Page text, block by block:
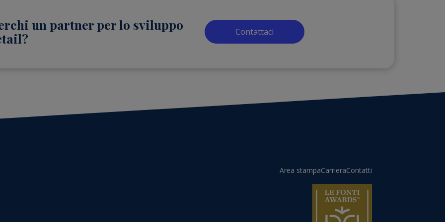
un partner per lo sviluppo
Contattaci
Area stampaCarrieraContatti